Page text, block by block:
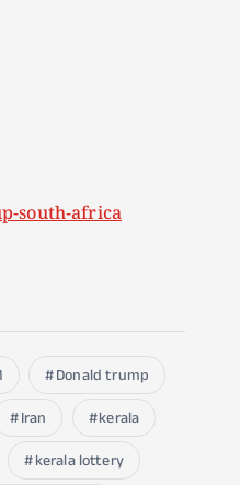
south-africa
Donald trump
Iran
kerala
kerala lottery